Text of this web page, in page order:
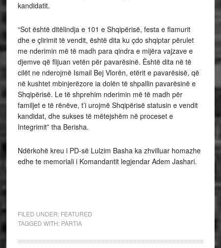
kandidatit.
“Sot është ditëlindja e 101 e Shqipërisë, festa e flamurit
dhe e çlirimit të vendit, është dita ku çdo shqiptar përulet
me nderimin më të madh para qindra e mijëra vajzave e
djemve që flijuan vetën për pavarësinë. Është dita në të
cilët ne nderojmë Ismail Bej Vlorën, etërit e pavarësisë, që
në kushtet mbinjerëzore ia dolën të shpallin pavarësinë e
Shqipërisë. Le të shprehim nderimin më të madh për
familjet e të rënëve, t’i urojmë Shqipërisë statusin e vendit
kandidat, dhe sukses të mëtejshëm në proceset e
Integrimit” tha Berisha.
Ndërkohë kreu i PD-së Lulzim Basha ka zhvilluar homazhe
edhe te memoriali i Komandantit legjendar Adem Jashari.
FILED UNDER: FEATURED
TAGGED WITH: PARTIA